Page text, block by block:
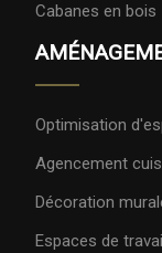
Cabanes en bois
Optimisation
Agencement
Décoration
Espaces de